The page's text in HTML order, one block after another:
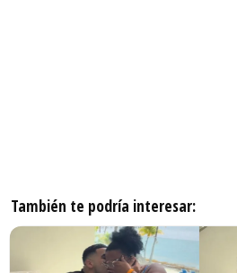
También te podría interesar: